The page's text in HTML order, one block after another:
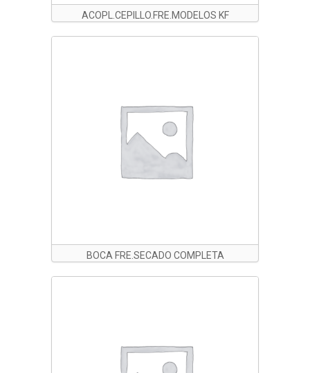
ACOPL.CEPILLO.FRE.MODELOS KF
BOCA FRE.SECADO COMPLETA